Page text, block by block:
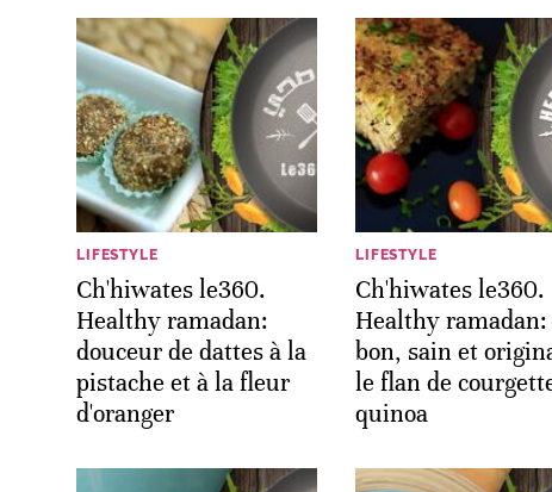
LIFESTYLE
Ch'hiwates le360.
Healthy ramadan:
douceur de dattes à la
pistache et à la fleur
d'oranger
LIFESTYLE
Ch'hiwates le360.
Healthy ramadan:
bon, sain et
le flan de
quinoa